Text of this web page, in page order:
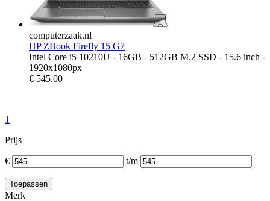
computerzaak.nl
HP ZBook Firefly 15 G7
Intel Core i5 10210U - 16GB - 512GB M.2 SSD - 15.6 inch -
1920x1080px
€ 545.00
1
Prijs
€ t/m
Merk